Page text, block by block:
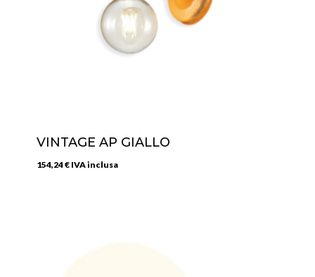
VINTAGE AP GIALLO
154,24€ IVA inclusa